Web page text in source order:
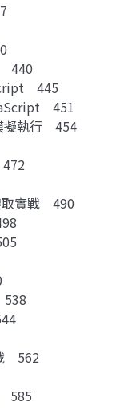
440
445
451
擬執行 454
取實戰 490
562
585